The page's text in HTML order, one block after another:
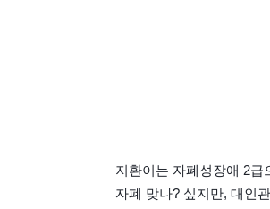
지환이는 자폐성장애 2급
자폐 맞나? 싶지만, 대인